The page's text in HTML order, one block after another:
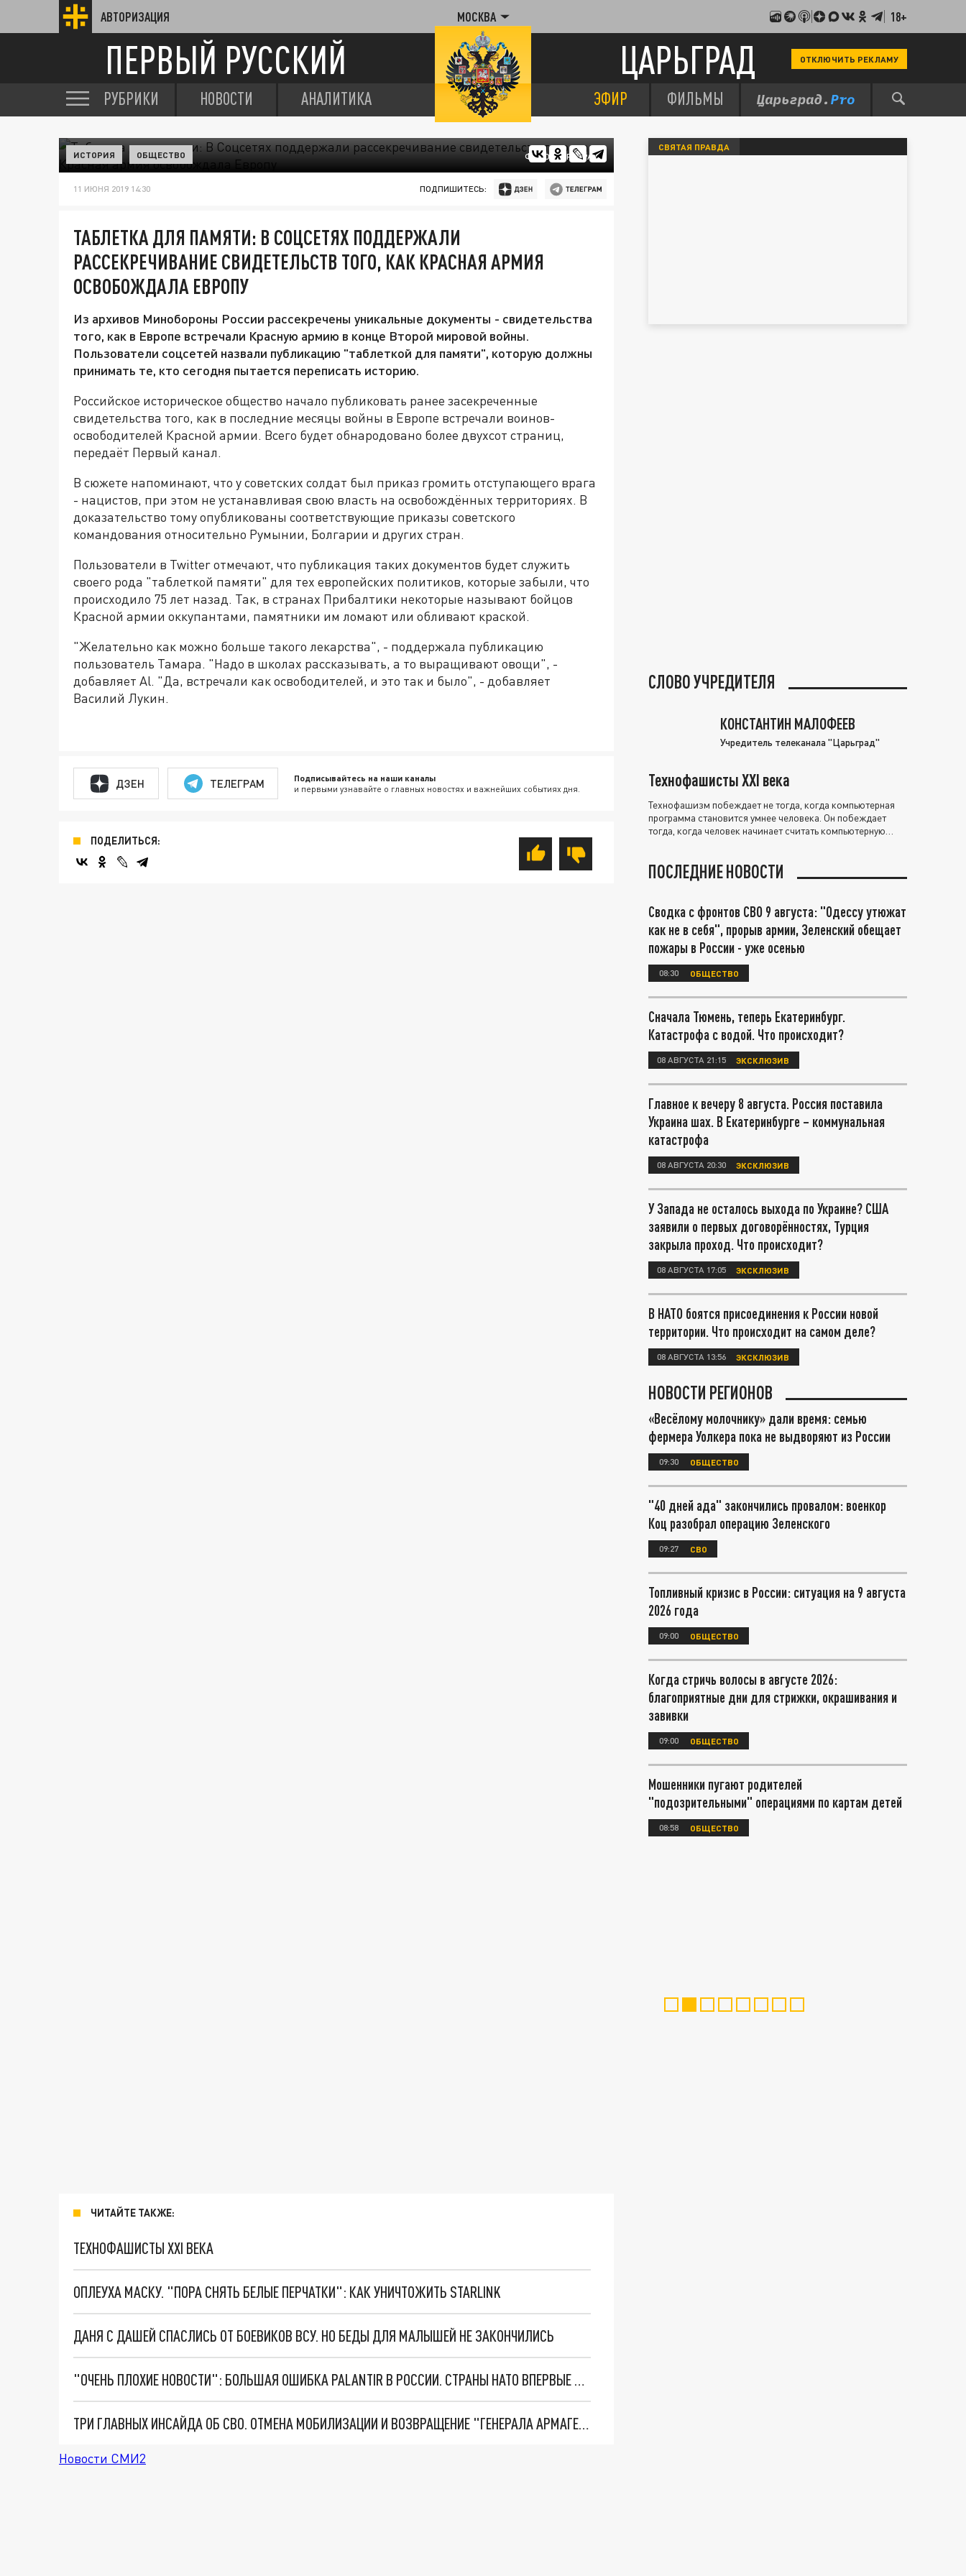
АВТОРИЗАЦИЯ МОСКВА 18+
ПЕРВЫЙ РУССКИЙ ЦАРЬГРАД ОТКЛЮЧИТЬ РЕКЛАМУ
РУБРИКИ НОВОСТИ АНАЛИТИКА ЭФИР ФИЛЬМЫ
ФОТО: ЦАРЬГРАД
ИСТОРИЯ ОБЩЕСТВО
11 ИЮНЯ 2019 14:30 ПОДПИШИТЕСЬ:
ТАБЛЕТКА ДЛЯ ПАМЯТИ: В СОЦСЕТЯХ ПОДДЕРЖАЛИ
РАССЕКРЕЧИВАНИЕ СВИДЕТЕЛЬСТВ ТОГО, КАК КРАСНАЯ АРМИЯ
ОСВОБОЖДАЛА ЕВРОПУ
Из архивов Минобороны России рассекречены уникальные документы - свидетельства
того, как в Европе встречали Красную армию в конце Второй мировой войны.
Пользователи соцсетей назвали публикацию "таблеткой для памяти", которую должны
принимать те, кто сегодня пытается переписать историю.
Российское историческое общество начало публиковать ранее засекреченные
свидетельства того, как в последние месяцы войны в Европе встречали воинов-
освободителей Красной армии. Всего будет обнародовано более двухсот страниц,
передаёт Первый канал.
В сюжете напоминают, что у советских солдат был приказ громить отступающего врага
- нацистов, при этом не устанавливая свою власть на освобождённых территориях. В
доказательство тому опубликованы соответствующие приказы советского
командования относительно Румынии, Болгарии и других стран.
Пользователи в Twitter отмечают, что публикация таких документов будет служить
своего рода "таблеткой памяти" для тех европейских политиков, которые забыли, что
происходило 75 лет назад. Так, в странах Прибалтики некоторые называют бойцов
Красной армии оккупантами, памятники им ломают или обливают краской.
"Желательно как можно больше такого лекарства", - поддержала публикацию
пользователь Тамара. "Надо в школах рассказывать, а то выращивают овощи", -
добавляет Al. "Да, встречали как освободителей, и это так и было", - добавляет
Василий Лукин.
ДЗЕН ТЕЛЕГРАМ Подписывайтесь на наши каналы
и первыми узнавайте о главных новостях и важнейших событиях дня.
ПОДЕЛИТЬСЯ:
ЧИТАЙТЕ ТАКЖЕ:
ТЕХНОФАШИСТЫ XXI ВЕКА
ОПЛЕУХА МАСКУ. "ПОРА СНЯТЬ БЕЛЫЕ ПЕРЧАТКИ": КАК УНИЧТОЖИТЬ STARLINK
ДАНЯ С ДАШЕЙ СПАСЛИСЬ ОТ БОЕВИКОВ ВСУ. НО БЕДЫ ДЛЯ МАЛЫШЕЙ НЕ ЗАКОНЧИЛИСЬ
"ОЧЕНЬ ПЛОХИЕ НОВОСТИ": БОЛЬШАЯ ОШИБКА PALANTIR В РОССИИ. СТРАНЫ НАТО ВПЕРВЫЕ ЗА СВО ОСТАНОВИЛИ ПОСТАВКИ ОРУЖИЯ. ВСУ ТЕРЯЮТ ПРИГРАНИЧЬЕ?
ТРИ ГЛАВНЫХ ИНСАЙДА ОБ СВО. ОТМЕНА МОБИЛИЗАЦИИ И ВОЗВРАЩЕНИЕ "ГЕНЕРАЛА АРМАГЕДДОНА"? ОТЛИЧНЫЕ НОВОСТИ, КОТОРЫЕ ЖДАЛИ ВСЕ
Новости СМИ2
СВЯТАЯ ПРАВДА
СЛОВО УЧРЕДИТЕЛЯ
КОНСТАНТИН МАЛОФЕЕВ
Учредитель телеканала "Царьград"
Технофашисты XXI века
Технофашизм побеждает не тогда, когда компьютерная
программа становится умнее человека. Он побеждает
тогда, когда человек начинает считать компьютерную
ПОСЛЕДНИЕ НОВОСТИ
Сводка с фронтов СВО 9 августа: "Одессу утюжат
как не в себя", прорыв армии, Зеленский обещает
пожары в России - уже осенью
08:30 ОБЩЕСТВО
Сначала Тюмень, теперь Екатеринбург.
Катастрофа с водой. Что происходит?
08 АВГУСТА 21:15 ЭКСКЛЮЗИВ
Главное к вечеру 8 августа. Россия поставила
Украина шах. В Екатеринбурге – коммунальная
катастрофа
08 АВГУСТА 20:30 ЭКСКЛЮЗИВ
У Запада не осталось выхода по Украине? США
заявили о первых договорённостях, Турция
закрыла проход. Что происходит?
08 АВГУСТА 17:05 ЭКСКЛЮЗИВ
В НАТО боятся присоединения к России новой
территории. Что происходит на самом деле?
08 АВГУСТА 13:56 ЭКСКЛЮЗИВ
НОВОСТИ РЕГИОНОВ
«Весёлому молочнику» дали время: семью
фермера Уолкера пока не выдворяют из России
09:30 ОБЩЕСТВО
"40 дней ада" закончились провалом: военкор
Коц разобрал операцию Зеленского
09:27 СВО
Топливный кризис в России: ситуация на 9 августа
2026 года
09:00 ОБЩЕСТВО
Когда стричь волосы в августе 2026:
благоприятные дни для стрижки, окрашивания и
завивки
09:00 ОБЩЕСТВО
Мошенники пугают родителей
"подозрительными" операциями по картам детей
08:58 ОБЩЕСТВО